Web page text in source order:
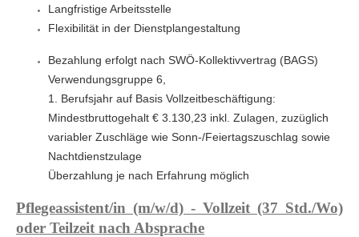
Langfristige Arbeitsstelle
Flexibilität in der Dienstplangestaltung
Bezahlung erfolgt nach SWÖ-Kollektivvertrag (BAGS)
Verwendungsgruppe 6,
1. Berufsjahr auf Basis Vollzeitbeschäftigung:
Mindestbruttogehalt € 3.130,23 inkl. Zulagen, zuzüglich
variabler Zuschläge wie Sonn-/Feiertagszuschlag sowie
Nachtdienstzulage
Überzahlung je nach Erfahrung möglich
Pflegeassistent/in (m/w/d) - Vollzeit (37 Std./Wo)
oder Teilzeit nach Absprache